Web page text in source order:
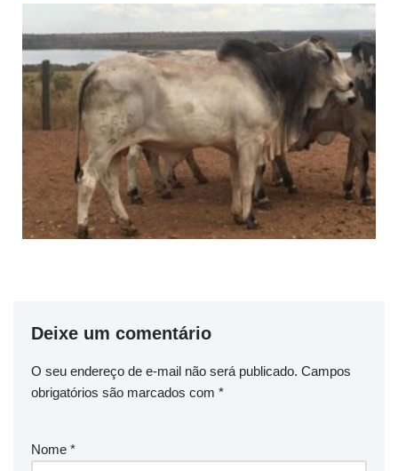
Deixe um comentário
O seu endereço de e-mail não será publicado. Campos
obrigatórios são marcados com *
Nome *